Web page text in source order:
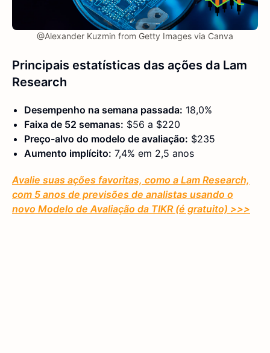
@Alexander Kuzmin from Getty Images via Canva
Principais estatísticas das ações da Lam
Research
Desempenho na semana passada: 18,0%
Faixa de 52 semanas: $56 a $220
Preço-alvo do modelo de avaliação: $235
Aumento implícito: 7,4% em 2,5 anos
Avalie suas ações favoritas, como a Lam Research,
com 5 anos de previsões de analistas usando o
novo Modelo de Avaliação da TIKR (é gratuito) >>>